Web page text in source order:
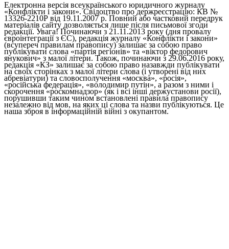
Електронна версія всеукраїнського юридичного журналу
«Конфлікти і закони». Свідоцтво про держреєстрацію: КВ №
13326-2210Р від 19.11.2007 р. Повний або частковий передрук
матеріалів сайту дозволяється лише після письмової згоди
редакції. Увага! Починаючи з 21.11.2013 року (дня провалу
євроінтеграції з ЄС), редакція журналу «Конфлікти і закони»
(всупереч правилам правопису) залишає за собою право
публікувати слова «партія регіонів» та «віктор федорович
янукович» з малої літери. Також, починаючи з 29.06.2016 року,
редакція «КЗ» залишає за собою право назавжди публікувати
на своїх сторінках з малої літери слова (і утворені від них
абревіатури) та словосполучення «москва», «росія»,
«російська федерація», «володимир путін», а разом з ними і
скорочення «роскомнадзор» (як і всі інші держустанови росії),
порушивши таким чином встановлені правила правопису
незалежно від мов, на яких ці слова та назви публікуються. Це
наша зброя в інформаційній війні з окупантом.